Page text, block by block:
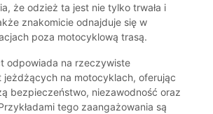
że odzież ta jest nie tylko trwała i
znakomicie odnajduje się w
poza motocyklową trasą.
odpowiada na rzeczywiste
jeżdżących na motocyklach, oferując
bezpieczeństwo, niezawodność oraz
tego zaangażowania są